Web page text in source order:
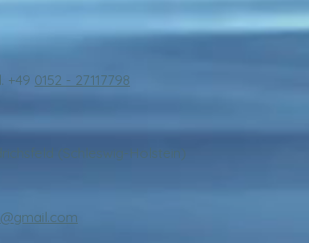
+49 0152 - 27117798
(Schleswig-Holstein)